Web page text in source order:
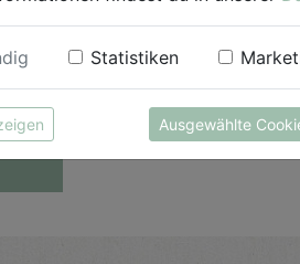
anrichten und mit
Statistiken
Ausgewählte